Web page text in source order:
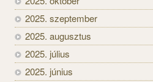
2025. szeptember
2025. augusztus
2025. július
2025. június